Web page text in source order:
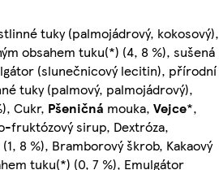
tuky (palmojádrový, kokosový),
obsahem tuku(*) (4, 8 %), sušená
(slunečnicový lecitin), přírodní
tuky (palmový, palmojádrový),
Cukr, Pšeničná mouka, Vejce*,
fruktózový sirup, Dextróza,
(1, 8 %), Bramborový škrob, Kakaový
tuku(*) (0, 7 %), Emulgátor